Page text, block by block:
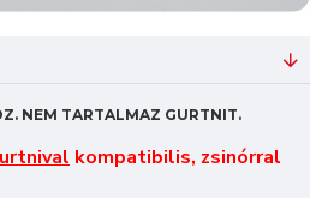
NEM TARTALMAZ GURTNIT.
kompatibilis, zsinórral